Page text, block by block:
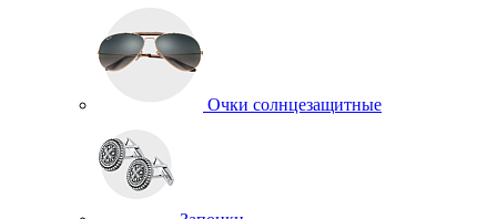
Очки солнцезащитные